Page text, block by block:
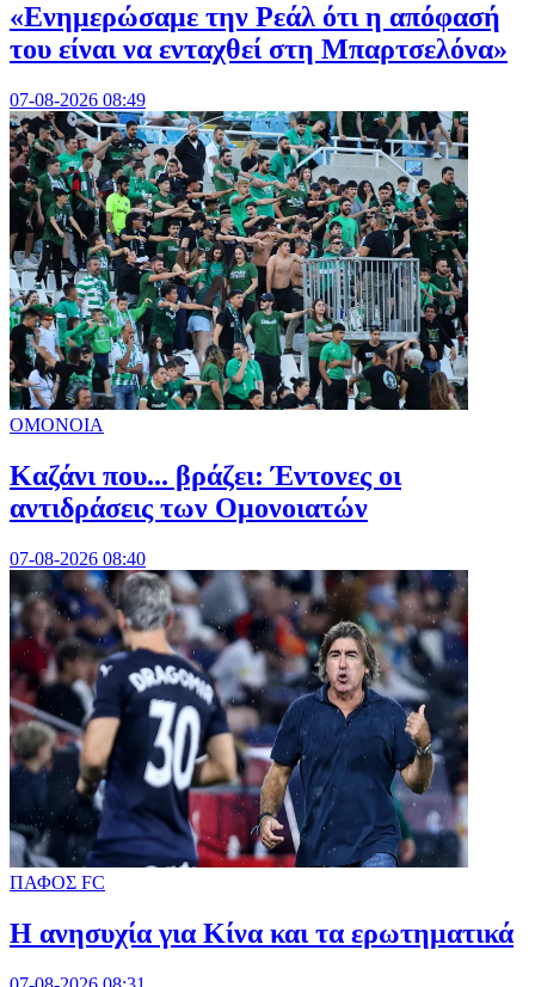
«Ενημερώσαμε την Ρεάλ ότι η απόφασή
του είναι να ενταχθεί στη Μπαρτσελόνα»
07-08-2026 08:49
ΟΜΟΝΟΙΑ
Καζάνι που... βράζει: Έντονες οι
αντιδράσεις των Ομονοιατών
07-08-2026 08:40
ΠΑΦΟΣ FC
Η ανησυχία για Κίνα και τα ερωτηματικά